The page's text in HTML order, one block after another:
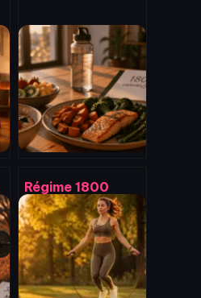
Régime 1800
calories : perdre
du poids
durablement sans
sacrifier sa
vitalité